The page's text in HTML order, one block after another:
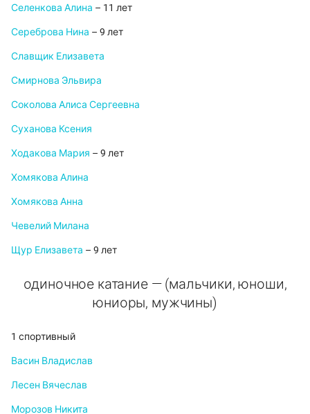
Селенкова Алина – 11 лет
Сереброва Нина – 9 лет
Славщик Елизавета
Смирнова Эльвира
Соколова Алиса Сергеевна
Суханова Ксения
Ходакова Мария – 9 лет
Хомякова Алина
Хомякова Анна
Чевелий Милана
Щур Елизавета – 9 лет
одиночное катание — (мальчики, юноши,
юниоры, мужчины)
1 спортивный
Васин Владислав
Лесен Вячеслав
Морозов Никита